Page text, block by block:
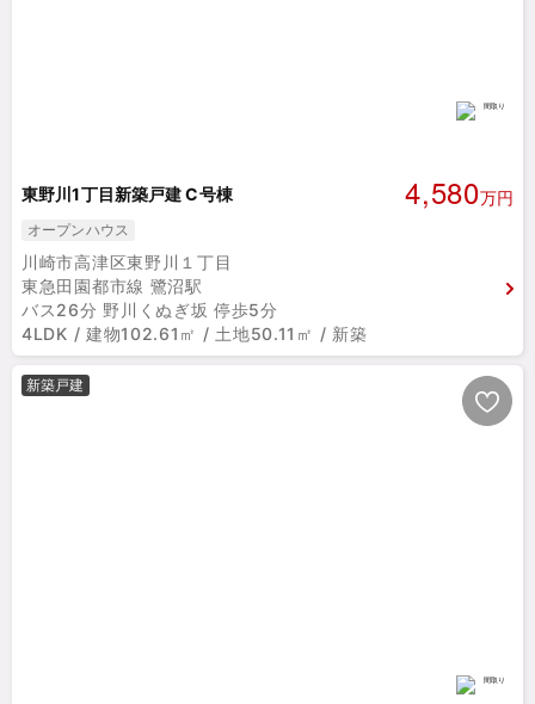
東野川1丁目新築戸建 C号棟 4,580万円
オープンハウス
川崎市高津区東野川１丁目
東急田園都市線 鷺沼駅
バス26分 野川くぬぎ坂 停歩5分
4LDK / 建物102.61㎡ / 土地50.11㎡ / 新築
新築戸建